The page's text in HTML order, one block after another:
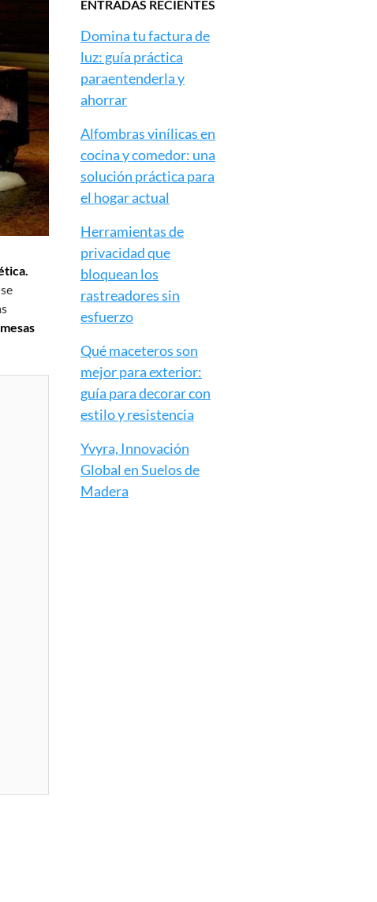
ENTRADAS RECIENTES
Domina tu factura de
luz: guía práctica
paraentenderla y
ahorrar
Alfombras vinílicas en
cocina y comedor: una
solución práctica para
el hogar actual
Herramientas de
privacidad que
bloquean los
rastreadores sin
esfuerzo
Qué maceteros son
mejor para exterior:
guía para decorar con
estilo y resistencia
Yvyra, Innovación
Global en Suelos de
Madera